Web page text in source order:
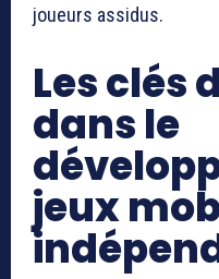
joueurs assidus.
Les clés
dans le
jeux